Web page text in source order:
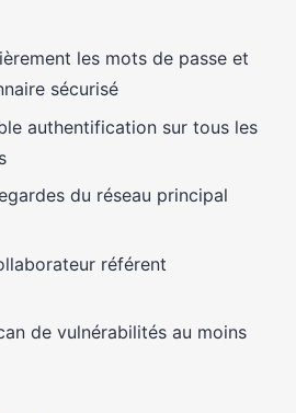
les mots de passe et
sécurisé
authentification sur tous les
du réseau principal
référent
de vulnérabilités au moins